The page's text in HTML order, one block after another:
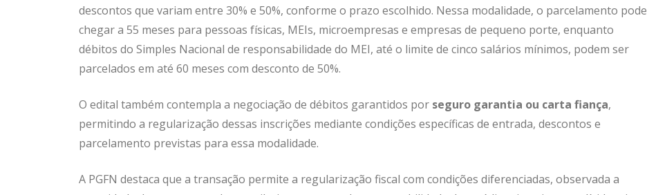
descontos que variam entre 30% e 50%, conforme o prazo escolhido. Nessa modalidade, o parcelamento pode
chegar a 55 meses para pessoas físicas, MEIs, microempresas e empresas de pequeno porte, enquanto
débitos do Simples Nacional de responsabilidade do MEI, até o limite de cinco salários mínimos, podem ser
parcelados em até 60 meses com desconto de 50%.
O edital também contempla a negociação de débitos garantidos por seguro garantia ou carta fiança,
permitindo a regularização dessas inscrições mediante condições específicas de entrada, descontos e
parcelamento previstas para essa modalidade.
A PGFN destaca que a transação permite a regularização fiscal com condições diferenciadas, observada a